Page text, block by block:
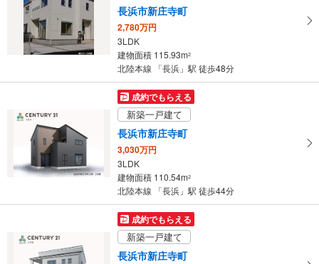
長浜市新庄寺町
2,780万円
3LDK
建物面積 115.93m2
北陸本線 「長浜」駅 徒歩48分
成約でもらえる
新築一戸建て
長浜市新庄寺町
3,030万円
3LDK
建物面積 110.54m2
北陸本線 「長浜」駅 徒歩44分
成約でもらえる
新築一戸建て
長浜市新庄寺町